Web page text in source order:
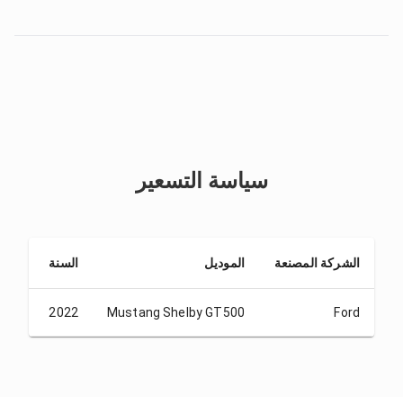
سياسة التسعير
الشركة المصنعة الموديل السنة
Ford
Mustang Shelby GT500
2022